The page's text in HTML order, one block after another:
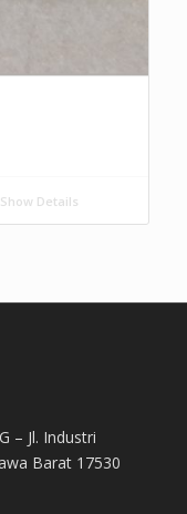
Show Details
– Jl. Industri
Barat 17530